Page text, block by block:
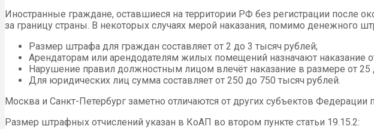
Иностранные граждане, оставшиеся на территории РФ без регистрации
за границу страны. В некоторых случаях мерой наказания, помимо денежного
Размер штрафа для граждан составляет от 2 до 3 тысяч рублей;
Арендаторам или арендодателям жилых помещений назначают наказание
Нарушение правил должностным лицом влечёт наказание в размере от 25
Для юридических лиц сумма составляет от 250 до 750 тысяч рублей.
Москва и Санкт-Петербург заметно отличаются от других субъектов
Размер штрафных отчислений указан в КоАП во втором пункте статьи 19.15.2: